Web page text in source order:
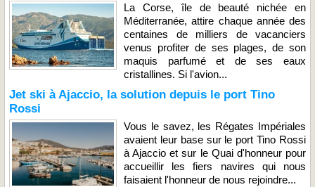
La Corse, île de beauté nichée en
Méditerranée, attire chaque année des
centaines de milliers de vacanciers
venus profiter de ses plages, de son
maquis parfumé et de ses eaux
cristallines. Si l'avion...
Jet ski à Ajaccio, la solution depuis le port Tino
Rossi
Vous le savez, les Régates Impériales
avaient leur base sur le port Tino Rossi
à Ajaccio et sur le Quai d'honneur pour
accueillir les fiers navires qui nous
faisaient l'honneur de nous rejoindre...